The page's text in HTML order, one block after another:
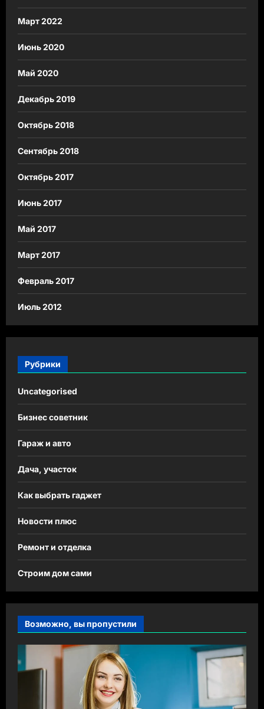
Март 2022
Июнь 2020
Май 2020
Декабрь 2019
Октябрь 2018
Сентябрь 2018
Октябрь 2017
Июнь 2017
Май 2017
Март 2017
Февраль 2017
Июль 2012
Рубрики
Uncategorised
Бизнес советник
Гараж и авто
Дача, участок
Как выбрать гаджет
Новости плюс
Ремонт и отделка
Строим дом сами
Возможно, вы пропустили